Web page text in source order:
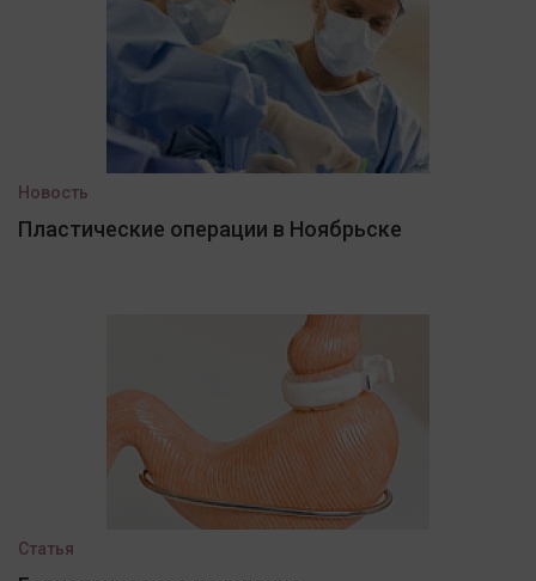
Новость
Пластические операции в Ноябрьске
Статья